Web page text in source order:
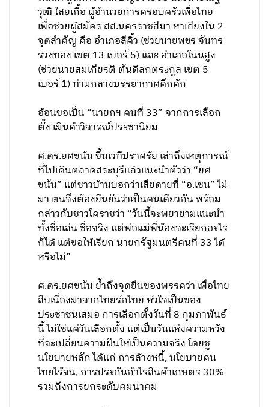
วุฒิ ใสยเกื้อ ผู้อำนวยการครอบครัวเพื่อไทย
เพื่อช่วยผู้สมัคร สส.นครราชสีมา หาเสียงใน 2
จุดสำคัญ คือ อำเภอสีคิ้ว (ช่วยนายพชร จันทร
รวงทอง เขต 13 เบอร์ 5) และ อำเภอโนนสูง
(ช่วยนายสมเกียรติ ตันดิลกตระกูล เขต 5
เบอร์ 1) ท่ามกลางบรรยากาศคึกคัก
อ้อนขอเป็น “นายกฯ คนที่ 33” จากการเลือก
ตั้ง เมินคำวิจารณ์ประชานิยม
ศ.ดร.ยศชนัน ขึ้นเวทีปราศรัย เล่าถึงเหตุการณ์
ที่ไปเดินตลาดสระบุรีแล้วแนะนำตัวว่า “ยศ
ชนัน” แต่ชาวบ้านบอกว่าเสียดายที่ “อ.เชน” ไม่
มา ตนจึงต้องยืนยันว่าเป็นคนเดียวกัน พร้อม
กล่าวกับชาวโคราชว่า “วันนี้จะพยายามแนะนำ
ทั้งชื่อเล่น ชื่อจริง แต่พ่อแม่พี่น้องจะเรียกอะไร
ก็ได้ แต่ขอให้เรียก นายกรัฐมนตรีคนที่ 33 ได้
หรือไม่”
ศ.ดร.ยศชนัน ย้ำถึงจุดยืนของพรรคว่า เพื่อไทย
สืบเนื่องมาจากไทยรักไทย หัวใจเป็นของ
ประชาชนเสมอ การเลือกตั้งวันที่ 8 กุมภาพันธ์
นี้ ไม่ใช่แค่วันเลือกตั้ง แต่เป็นวันแห่งความหวัง
ที่จะเปลี่ยนความฝันให้เป็นความจริง โดยชู
นโยบายหลัก ได้แก่ การล้างหนี้, นโยบายคน
ไทยไร้จน, การประกันกำไรสินค้าเกษตร 30%
รวมถึงการยกระดับคมนาคม